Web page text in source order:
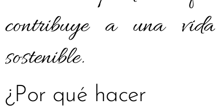
contribuye a una vida
sostenible.
¿Por qué hacer